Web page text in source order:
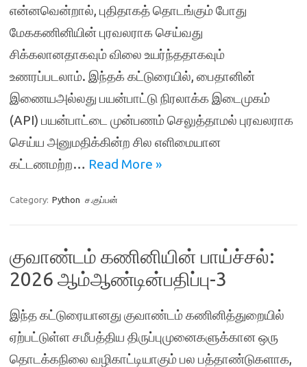
என்னவென்றால், புதிதாகத் தொடங்கும் போது
மேககணினியின் புரவலராக செய்வது
சிக்கலானதாகவும் விலை உயர்ந்ததாகவும்
உணரப்படலாம். இந்தக் கட்டுரையில், பைதானின்
இணையஅல்லது பயன்பாட்டு நிரலாக்க இடைமுகம்
(API) பயன்பாட்டை முன்பணம் செலுத்தாமல் புரவலராக
செய்ய அனுமதிக்கின்ற சில எளிமையான
கட்டணமற்ற… Read More »
Category: Python ச.குப்பன்
குவாண்டம் கணினியின் பாய்ச்சல்:
2026 ஆம்ஆண்டின்பதிப்பு-3
இந்த கட்டுரையானது குவாண்டம் கணினித்துறையில்
ஏற்பட்டுள்ள சமீபத்திய திருப்புமுனைகளுக்கான ஒரு
தொடக்கநிலை வழிகாட்டியாகும் பல பத்தாண்டுகளாக,